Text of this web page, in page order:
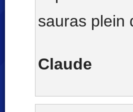
sauras plein
Claude